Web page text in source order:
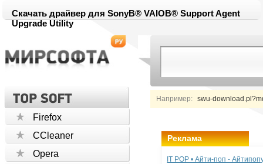
Скачать драйвер для SonyВ® VAIOВ® Support Agent
Upgrade Utility
Например: swu-
Firefox
CCleaner
Opera
Реклама
IT POP • Айти-поп -